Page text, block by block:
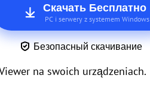
Скачать Бесплатно
PC i serwery z systemem Windows
Безопасный скачивание
na swoich urządzeniach.